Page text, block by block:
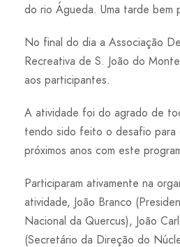
do rio Águeda. Uma tarde bem
No final do dia a Associação
Recreativa de S. João do
aos participantes.
A atividade foi do agrado de
tendo sido feito o desafio para
próximos anos com este
Participaram ativamente na
atividade, João Branco
Nacional da Quercus), João
(Secretário da Direção do